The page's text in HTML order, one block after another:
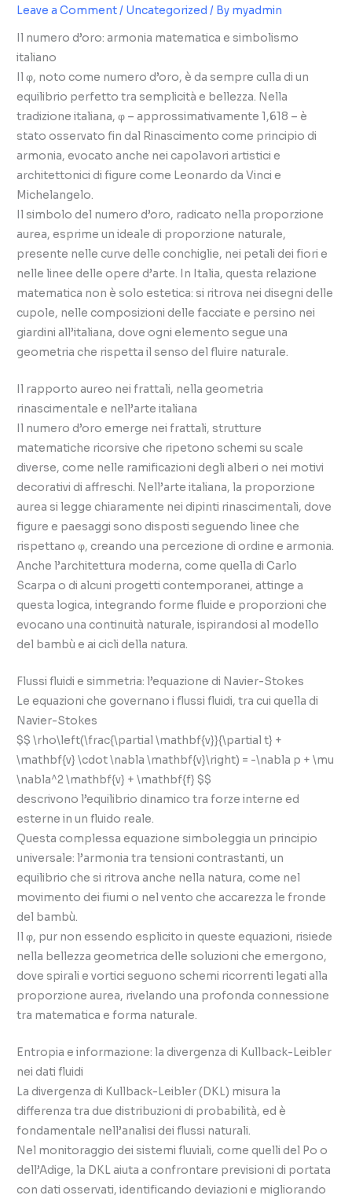
Leave a Comment/ Uncategorized / By myadmin
Il numero d’oro: armonia matematica e simbolismo
italiano
Il φ, noto come numero d’oro, è da sempre culla di un
equilibrio perfetto tra semplicità e bellezza. Nella
tradizione italiana, φ – approssimativamente 1,618 – è
stato osservato fin dal Rinascimento come principio di
armonia, evocato anche nei capolavori artistici e
architettonici di figure come Leonardo da Vinci e
Michelangelo.
Il simbolo del numero d’oro, radicato nella proporzione
aurea, esprime un ideale di proporzione naturale,
presente nelle curve delle conchiglie, nei petali dei fiori e
nelle linee delle opere d’arte. In Italia, questa relazione
matematica non è solo estetica: si ritrova nei disegni delle
cupole, nelle composizioni delle facciate e persino nei
giardini all’italiana, dove ogni elemento segue una
geometria che rispetta il senso del fluire naturale.
Il rapporto aureo nei frattali, nella geometria
rinascimentale e nell’arte italiana
Il numero d’oro emerge nei frattali, strutture
matematiche ricorsive che ripetono schemi su scale
diverse, come nelle ramificazioni degli alberi o nei motivi
decorativi di affreschi. Nell’arte italiana, la proporzione
aurea si legge chiaramente nei dipinti rinascimentali, dove
figure e paesaggi sono disposti seguendo linee che
rispettano φ, creando una percezione di ordine e armonia.
Anche l’architettura moderna, come quella di Carlo
Scarpa o di alcuni progetti contemporanei, attinge a
questa logica, integrando forme fluide e proporzioni che
evocano una continuità naturale, ispirandosi al modello
del bambù e ai cicli della natura.
Flussi fluidi e simmetria: l’equazione di Navier-Stokes
Le equazioni che governano i flussi fluidi, tra cui quella di
Navier-Stokes
$$ \rho\left(\frac{\partial \mathbf{v}}{\partial t} +
\mathbf{v} \cdot \nabla \mathbf{v}\right) = -\nabla p + \mu
\nabla^2 \mathbf{v} + \mathbf{f} $$
descrivono l’equilibrio dinamico tra forze interne ed
esterne in un fluido reale.
Questa complessa equazione simboleggia un principio
universale: l’armonia tra tensioni contrastanti, un
equilibrio che si ritrova anche nella natura, come nel
movimento dei fiumi o nel vento che accarezza le fronde
del bambù.
Il φ, pur non essendo esplicito in queste equazioni, risiede
nella bellezza geometrica delle soluzioni che emergono,
dove spirali e vortici seguono schemi ricorrenti legati alla
proporzione aurea, rivelando una profonda connessione
tra matematica e forma naturale.
Entropia e informazione: la divergenza di Kullback-Leibler
nei dati fluidi
La divergenza di Kullback-Leibler (DKL) misura la
differenza tra due distribuzioni di probabilità, ed è
fondamentale nell’analisi dei flussi naturali.
Nel monitoraggio dei sistemi fluviali, come quelli del Po o
dell’Adige, la DKL aiuta a confrontare previsioni di portata
con dati osservati, identificando deviazioni e migliorando